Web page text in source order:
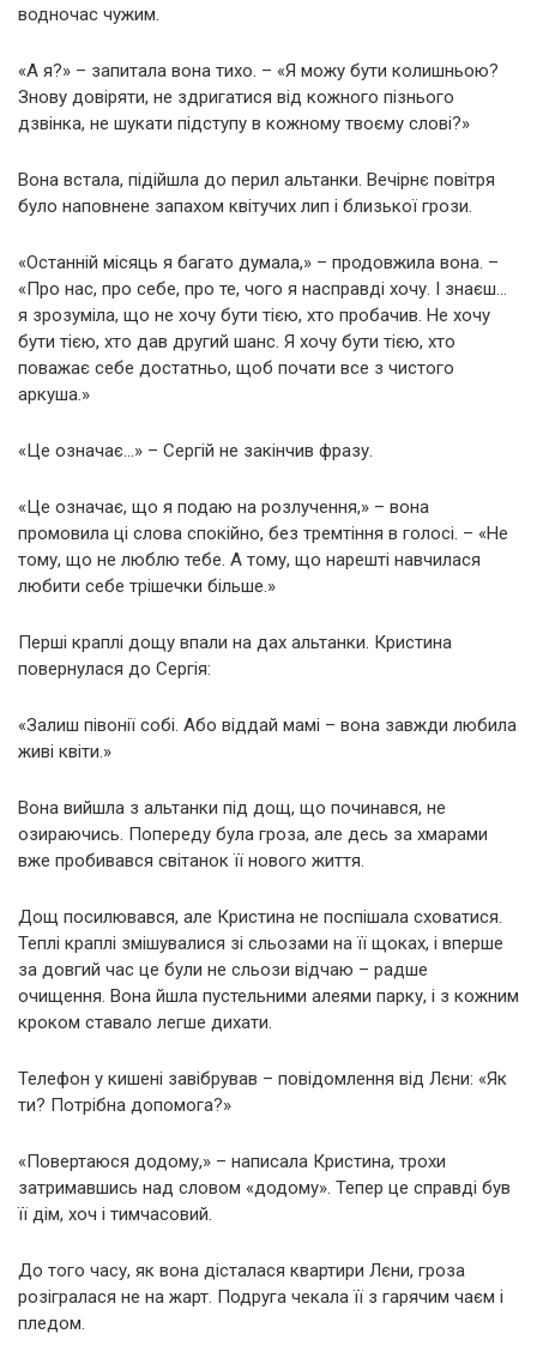
водночас чужим.
«А я?» – запитала вона тихо. – «Я можу бути колишньою?
Знову довіряти, не здригатися від кожного пізнього
дзвінка, не шукати підступу в кожному твоєму слові?»
Вона встала, підійшла до перил альтанки. Вечірнє повітря
було наповнене запахом квітучих лип і близької грози.
«Останній місяць я багато думала,» – продовжила вона. –
«Про нас, про себе, про те, чого я насправді хочу. І знаєш…
я зрозуміла, що не хочу бути тією, хто пробачив. Не хочу
бути тією, хто дав другий шанс. Я хочу бути тією, хто
поважає себе достатньо, щоб почати все з чистого
аркуша.»
«Це означає…» – Сергій не закінчив фразу.
«Це означає, що я подаю на розлучення,» – вона
промовила ці слова спокійно, без тремтіння в голосі. – «Не
тому, що не люблю тебе. А тому, що нарешті навчилася
любити себе трішечки більше.»
Перші краплі дощу впали на дах альтанки. Кристина
повернулася до Сергія:
«Залиш півонії собі. Або віддай мамі – вона завжди любила
живі квіти.»
Вона вийшла з альтанки під дощ, що починався, не
озираючись. Попереду була гроза, але десь за хмарами
вже пробивався світанок її нового життя.
Дощ посилювався, але Кристина не поспішала сховатися.
Теплі краплі змішувалися зі сльозами на її щоках, і вперше
за довгий час це були не сльози відчаю – радше
очищення. Вона йшла пустельними алеями парку, і з кожним
кроком ставало легше дихати.
Телефон у кишені завібрував – повідомлення від Лєни: «Як
ти? Потрібна допомога?»
«Повертаюся додому,» – написала Кристина, трохи
затримавшись над словом «додому». Тепер це справді був
її дім, хоч і тимчасовий.
До того часу, як вона дісталася квартири Лєни, гроза
розігралася не на жарт. Подруга чекала її з гарячим чаєм і
пледом.